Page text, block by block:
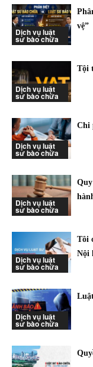
Dịch vụ luật
sư bào chữa
vệ”
Dịch vụ luật
sư bào chữa
Tội
Dịch vụ luật
sư bào chữa
Chi
Dịch vụ luật
sư bào chữa
Dịch vụ luật
sư bào chữa
Tôi
Nội
Dịch vụ luật
sư bào chữa